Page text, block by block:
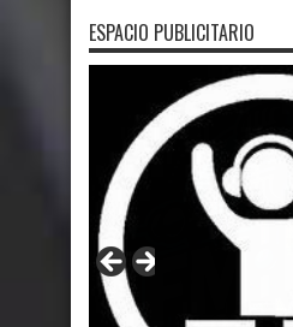
ESPACIO PUBLICITARIO